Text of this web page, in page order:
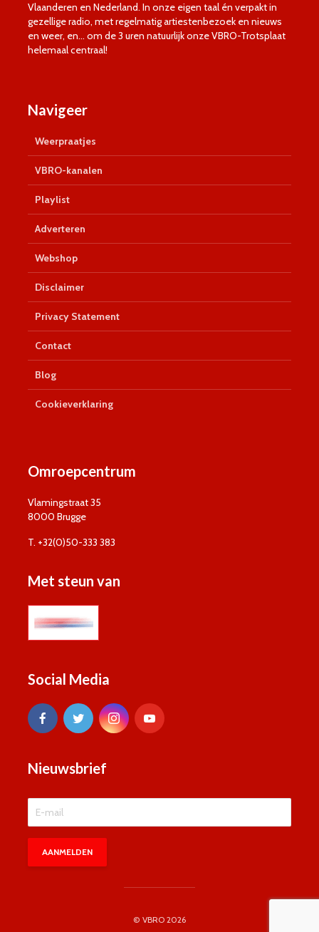
Vlaanderen en Nederland. In onze eigen taal én verpakt in
gezellige radio, met regelmatig artiestenbezoek en nieuws
en weer, en… om de 3 uren natuurlijk onze VBRO-Trotsplaat
helemaal centraal!
Navigeer
Weerpraatjes
VBRO-kanalen
Playlist
Adverteren
Webshop
Disclaimer
Privacy Statement
Contact
Blog
Cookieverklaring
Omroepcentrum
Vlamingstraat 35
8000 Brugge
T. +32(0)50-333 383
Met steun van
Social Media
Nieuwsbrief
© VBRO 2026